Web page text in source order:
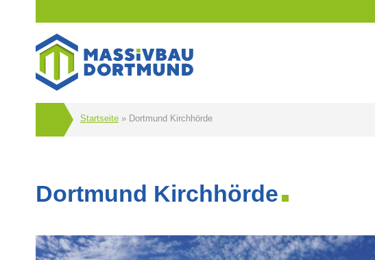
Startseite » Dortmund Kirchhörde
Dortmund Kirchhörde